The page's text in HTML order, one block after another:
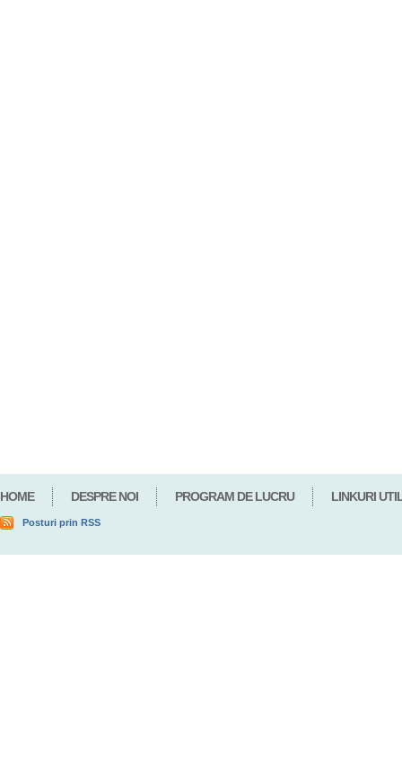
HOME DESPRE NOI PROGRAM DE LUCRU LINKURI
Posturi prin RSS